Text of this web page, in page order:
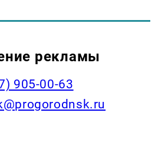
рекламы
905-00-63